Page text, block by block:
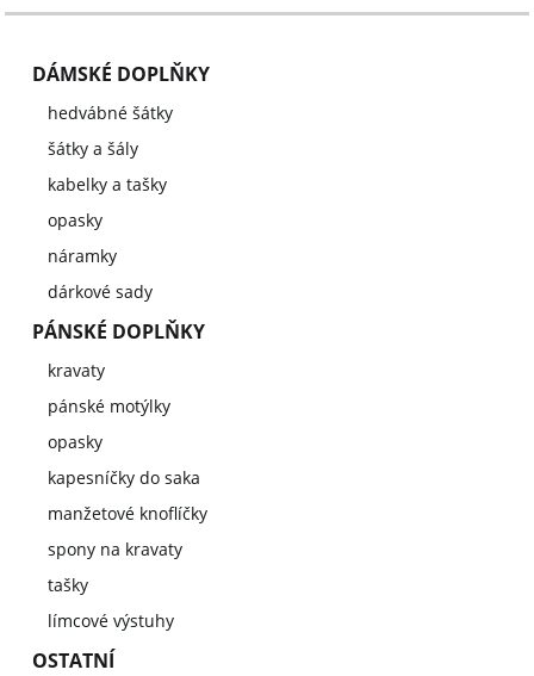
DÁMSKÉ DOPLŇKY
hedvábné šátky
šátky a šály
kabelky a tašky
opasky
náramky
dárkové sady
PÁNSKÉ DOPLŇKY
kravaty
pánské motýlky
opasky
kapesníčky do saka
manžetové knoflíčky
spony na kravaty
tašky
límcové výstuhy
OSTATNÍ